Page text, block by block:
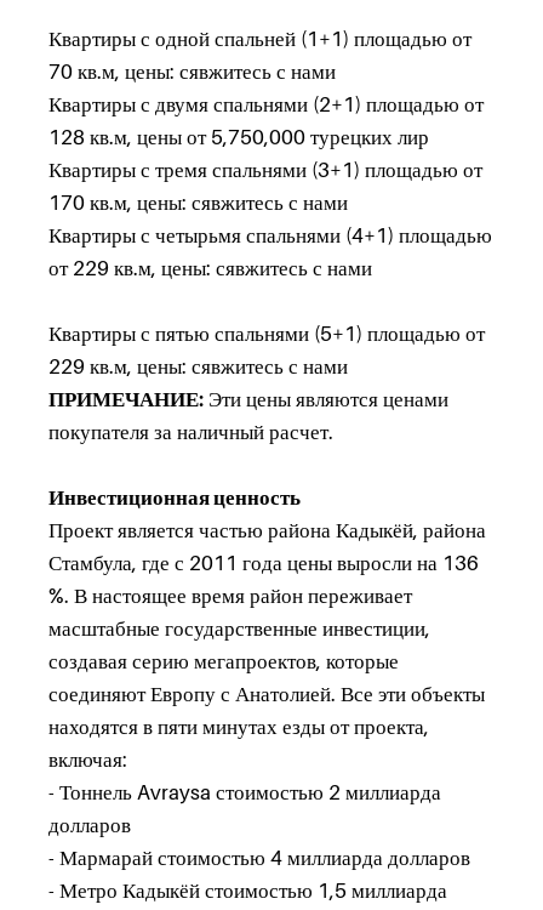
Квартиры с одной спальней (1+1) площадью от
70 кв.м, цены: сявжитесь с нами
Квартиры с двумя спальнями (2+1) площадью от
128 кв.м, цены от 5,750,000 турецких лир
Квартиры с тремя спальнями (3+1) площадью от
170 кв.м, цены: сявжитесь с нами
Квартиры с четырьмя спальнями (4+1) площадью
от 229 кв.м, цены: сявжитесь с нами
Квартиры с пятью спальнями (5+1) площадью от
229 кв.м, цены: сявжитесь с нами
ПРИМЕЧАНИЕ: Эти цены являются ценами
покупателя за наличный расчет.
Инвестиционная ценность
Проект является частью района Кадыкёй, района
Стамбула, где с 2011 года цены выросли на 136
%. В настоящее время район переживает
масштабные государственные инвестиции,
создавая серию мегапроектов, которые
соединяют Европу с Анатолией. Все эти объекты
находятся в пяти минутах езды от проекта,
включая:
- Тоннель Avraysa стоимостью 2 миллиарда
долларов
- Мармарай стоимостью 4 миллиарда долларов
- Метро Кадыкёй стоимостью 1,5 миллиарда